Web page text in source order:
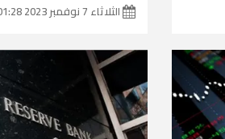
الثلاثاء 7 نوفمبر 2023 12:01:28